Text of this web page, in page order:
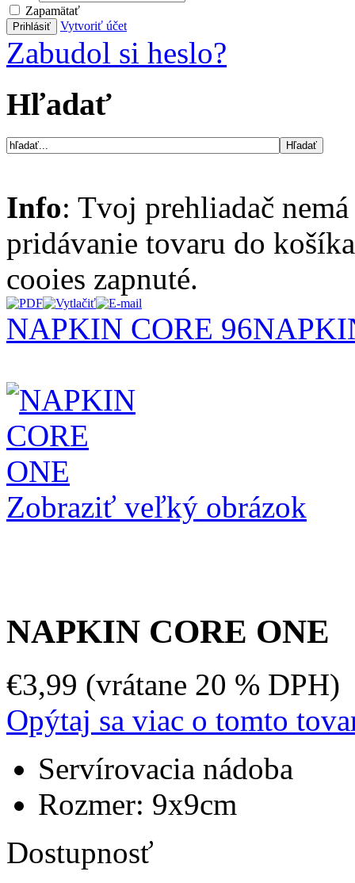
Zapamätať
Vytvoriť účet
Zabudol si heslo?
Hľadať
Info: Tvoj prehliadač
pridávanie tovaru do
cooies zapnuté.
NAPKIN CORE 96
Zobraziť veľký obrázok
NAPKIN CORE ONE
€3,99 (vrátane 20 % DPH)
Opýtaj sa viac o tomto
Servírovacia nádoba
Rozmer: 9x9cm
Dostupnosť